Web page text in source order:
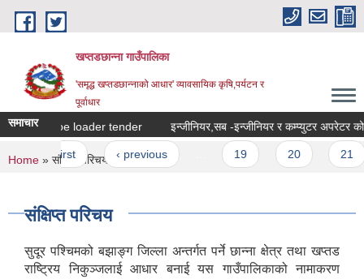
Skip to main content
खप्तडछान्ना गाउँपालिका
'समृद्ध खप्तडछान्नाको आधार' व्यावसायिक कृषि,पर्यटन र
पूर्वाधार
समाचार
backhoe loader tender
Pages
« first ‹ previous 21
You are here
Home » संक्षिप्त परिचय
संक्षिप्त परिचय
सुदूर पश्चिमको बझाङ्ग जिल्ला अन्तर्गत पर्ने छान्ना क्षेत्र तथा खप्तड
राष्ट्रिय निकुञ्जलाई आधार बनाई यस गाउँपालिकाको नामाकरण